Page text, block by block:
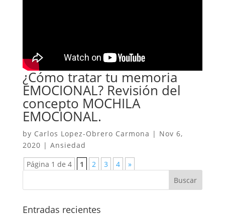
¿Cómo tratar tu memoria
EMOCIONAL? Revisión del
concepto MOCHILA
EMOCIONAL.
by Carlos Lopez-Obrero Carmona | Nov 6,
2020 | Ansiedad
Página 1 de 4
1 2 3 4 »
Entradas recientes